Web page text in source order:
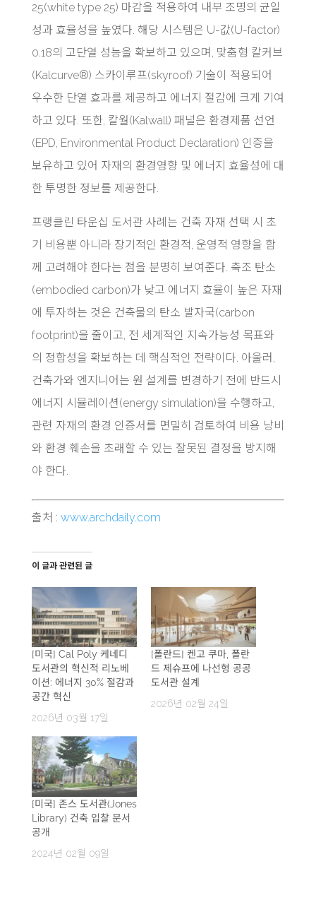
25(white type 25) 마감을 적용하여 내부 조명의 균일
성과 효율성을 높였다. 해당 시스템은 U-값(U-factor)
0.18의 고단열 성능을 확보하고 있으며, 맞춤형 칼커브
(Kalcurve®) 스카이루프(skyroof) 기술이 적용되어
우수한 단열 효과를 제공하고 에너지 절감에 크게 기여
하고 있다. 또한, 칼월(Kalwall) 패널은 환경제품 선언
(EPD, Environmental Product Declaration) 인증을
보유하고 있어 자재의 환경영향 및 에너지 효율성에 대
한 투명한 정보를 제공한다.
프랭클린 타운십 도서관 사례는 건축 자재 선택 시 초
기 비용뿐 아니라 장기적인 환경적, 운영적 영향을 함
께 고려해야 한다는 점을 분명히 보여준다. 축조 탄소
(embodied carbon)가 낮고 에너지 효율이 높은 자재
에 투자하는 것은 건축물의 탄소 발자국(carbon
footprint)을 줄이고, 전 세계적인 지속가능성 목표와
의 정합성을 확보하는 데 핵심적인 전략이다. 아울러,
건축가와 엔지니어는 원 설계를 변경하기 전에 반드시
에너지 시뮬레이션(energy simulation)을 수행하고,
관련 자재의 환경 인증서를 면밀히 검토하여 비용 낭비
와 환경 훼손을 초래할 수 있는 잘못된 결정을 방지해
야 한다.
출처 : www.archdaily.com
이 글과 관련된 글
[미국] Cal Poly 케네디
도서관의 혁신적 리노베
이션: 에너지 30% 절감과
공간 혁신
2026년 03월 17일
[폴란드] 켄고 쿠마, 폴란
드 제슈프에 나선형 공공
도서관 설계
2026년 02월 24일
[미국] 존스 도서관(Jones
Library) 건축 입찰 문서
공개
2024년 02월 09일